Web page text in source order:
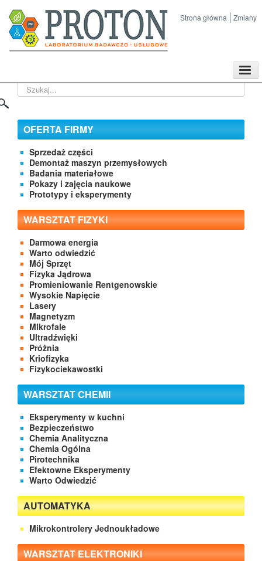
Strona główna Zmiany
Kontakt
Szukaj...
OFERTA FIRMY
Sprzedaż części
Demontaż maszyn przemysłowych
Badania materiałowe
Pokazy i zajęcia naukowe
Prototypy i eksperymenty
WARSZTAT FIZYKI
Darmowa energia
Warto odwiedzić
Mój Sprzęt
Fizyka Jądrowa
Promieniowanie Rentgenowskie
Wysokie Napięcie
Lasery
Magnetyzm
Mikrofale
Ultradźwięki
Próżnia
Kriofizyka
Fizykociekawostki
WARSZTAT CHEMII
Eksperymenty w kuchni
Bezpieczeństwo
Chemia Analityczna
Chemia Ogólna
Pirotechnika
Efektowne Eksperymenty
Warto Odwiedzić
AUTOMATYKA
Mikrokontrolery Jednoukładowe
WARSZTAT ELEKTRONIKI